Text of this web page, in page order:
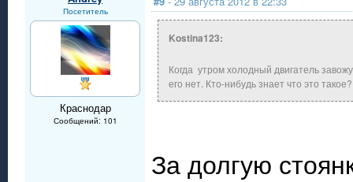
Посетитель
Краснодар
Сообщений: 101
Kostina123:
Когда утром холодный двигатель
его нет. Кто-нибудь знает что это такое?
За долгую